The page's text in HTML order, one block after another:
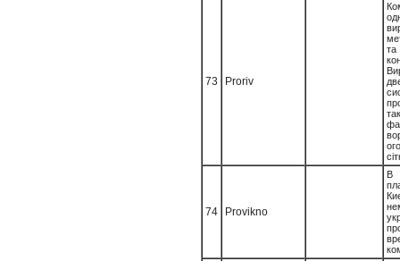
73 Proriv
74 Provikno
В